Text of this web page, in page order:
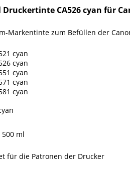
CA526 cyan für
Markentinte zum Befüllen der
cyan
cyan
cyan
cyan
cyan
500 ml
für die Patronen der Drucker